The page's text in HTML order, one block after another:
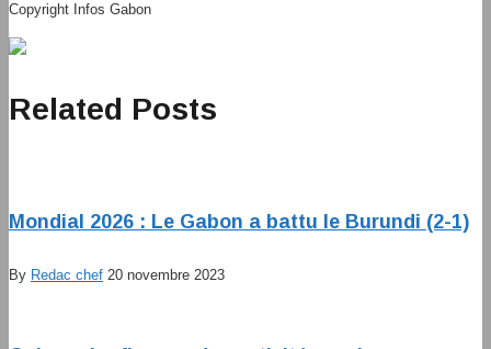
Copyright Infos Gabon
Related Posts
Mondial 2026 : Le Gabon a battu le Burundi (2-1)
By Redac chef 20 novembre 2023